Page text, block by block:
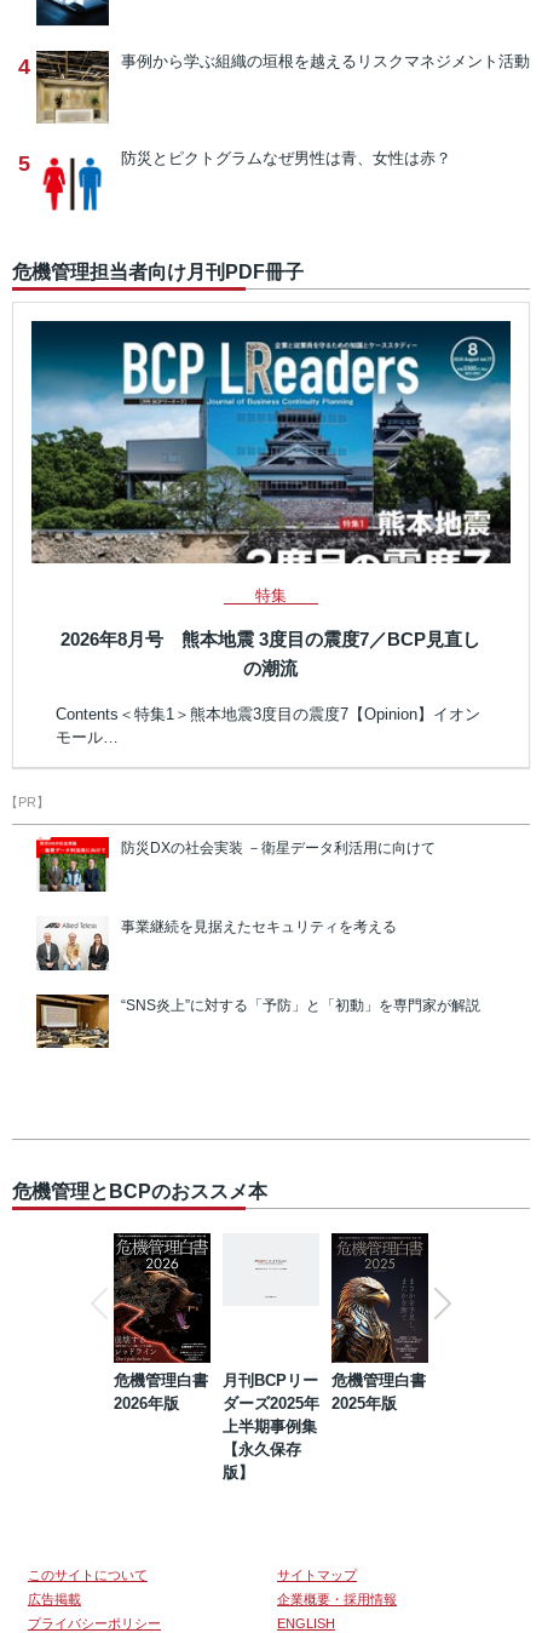
4 事例から学ぶ組織の垣根を越えるリスクマネジメント活動
5 防災とピクトグラムなぜ男性は青、女性は赤？
危機管理担当者向け月刊PDF冊子
特集
2026年8月号 熊本地震 3度目の震度7／BCP見直し
の潮流
Contents＜特集1＞熊本地震3度目の震度7【Opinion】イオン
モール…
【PR】
防災DXの社会実装 －衛星データ利活用に向けて
事業継続を見据えたセキュリティを考える
“SNS炎上”に対する「予防」と「初動」を専門家が解説
危機管理とBCPのおススメ本
危機管理白書
2026年版
月刊BCPリー
ダーズ2025年
上半期事例集
【永久保存
版】
危機管理白書
2025年版
このサイトについて
サイトマップ
広告掲載
企業概要・採用情報
プライバシーポリシー
ENGLISH